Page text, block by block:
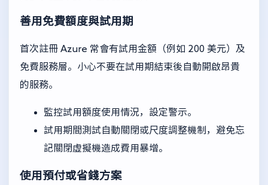
善用免費額度與試用期
首次註冊 Azure 常會有試用金額（例如 200 美元）及
免費服務層。小心不要在試用期結束後自動開啟昂貴
的服務。
監控試用額度使用情況，設定警示。
試用期間測試自動關閉或尺度調整機制，避免忘
記關閉虛擬機造成費用暴增。
使用預付或省錢方案